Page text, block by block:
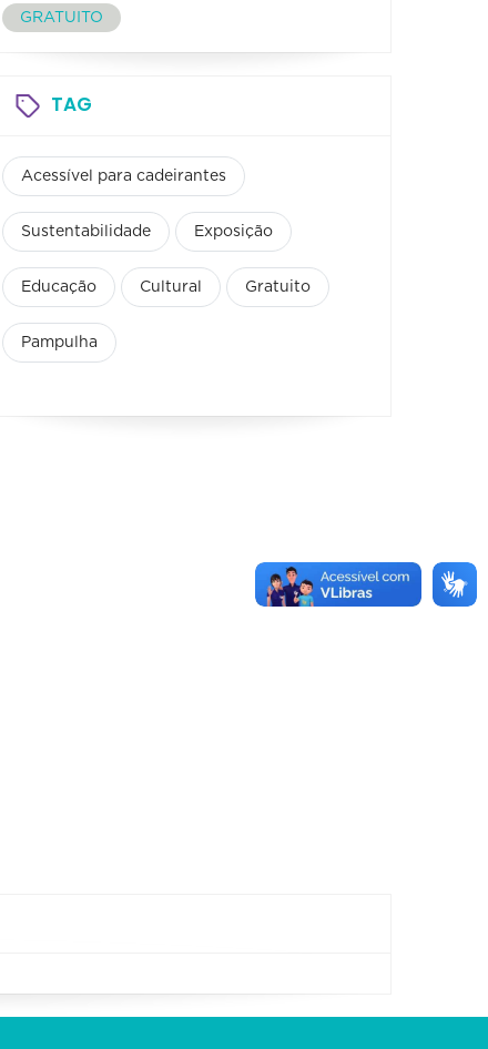
GRATUITO
TAG
Acessível para cadeirantes
Sustentabilidade Exposição
Educação Cultural Gratuito
Pampulha